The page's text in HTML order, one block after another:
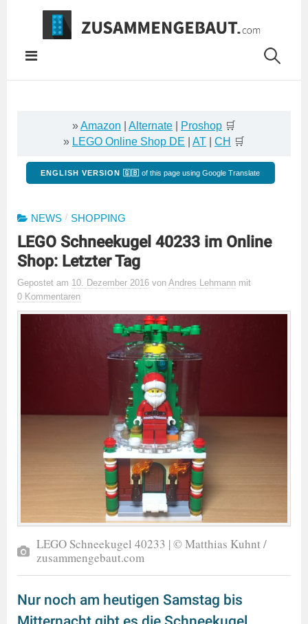
Springe
Inhalt
»Amazon Alternate Proshop 🛒
» LEGO Online Shop DE AT CH 🛒
ENGLISH VERSION 🇬🇧 of this page using Google Translate
NEWS / SHOPPING
LEGO Schneekugel 40233 im Online
Shop: Letzter Tag
Gepostet am 10. Dezember 2016 von Andres Lehmann mit
0 Kommentaren
LEGO Schneekugel 40233 | © Matthias Kuhnt /
zusammengebaut.com
Nur noch am heutigen Samstag bis